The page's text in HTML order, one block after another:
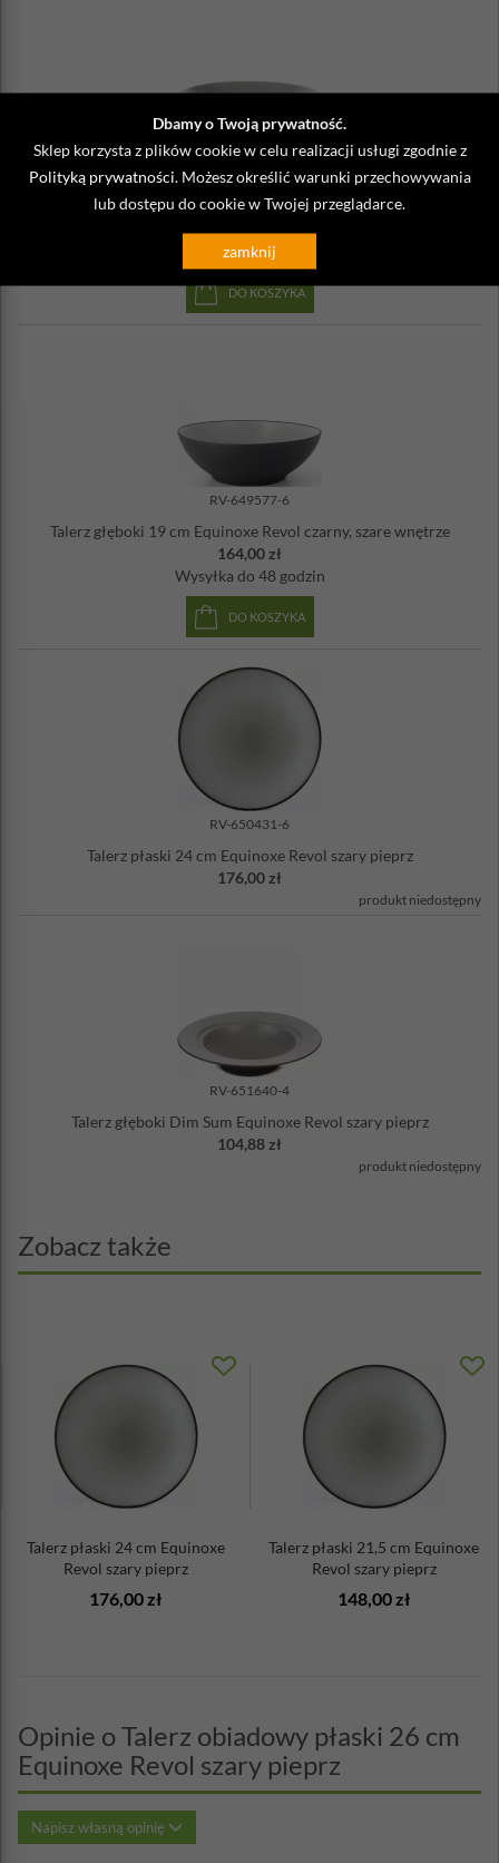
Dbamy o Twoją prywatność.
Sklep korzysta z plików cookie w celu realizacji usługi zgodnie z
Polityką prywatności. Możesz określić warunki przechowywania
lub dostępu do cookie w Twojej przeglądarce.
zamknij
RV-649504-6
Talerz głęboki duży, 24 cm, 1 Litr Equinoxe Revol czarny, szare
wnętrze
203,00 zł
Wysyłkado 48 godzin
DO KOSZYKA
RV-649577-6
Talerz głęboki 19 cm Equinoxe Revol czarny, szare wnętrze
164,00 zł
Wysyłka do 48 godzin
DO KOSZYKA
RV-650431-6
Talerz płaski 24 cm Equinoxe Revol szary pieprz
176,00 zł
produkt niedostępny
RV-651640-4
Talerz głęboki Dim Sum Equinoxe Revol szary pieprz
104,88 zł
produkt niedostępny
Zobacz także
Talerz płaski 24 cm Equinoxe
Revol szary pieprz
176,00 zł
Talerz płaski 21,5 cm Equinoxe
Revol szary pieprz
148,00 zł
Opinie o Talerz obiadowy płaski 26 cm
Equinoxe Revol szary pieprz
Napisz własną opinię